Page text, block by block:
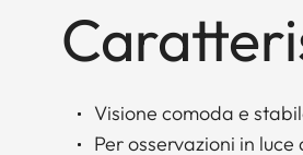
Visione comoda e
Per osservazioni in